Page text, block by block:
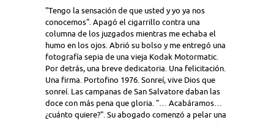
"Tengo la sensación de que usted y yo ya nos
conocemos". Apagó el cigarrillo contra una
columna de los juzgados mientras me echaba el
humo en los ojos. Abrió su bolso y me entregó una
fotografía sepia de una vieja Kodak Motormatic.
Por detrás, una breve dedicatoria. Una felicitación.
Una firma. Portofino 1976. Sonreí, vive Dios que
sonreí. Las campanas de San Salvatore daban las
doce con más pena que gloria. "… Acabáramos…
¿cuánto quiere?". Su abogado comenzó a pelar una